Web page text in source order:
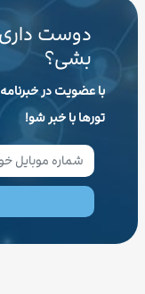
دوست داری
بشی؟
با عضویت در
تورها با خبر شو!